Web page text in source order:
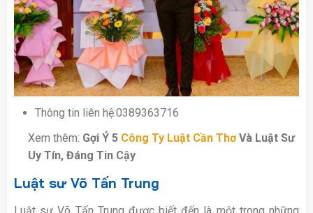
Thông tin liên hệ:0389363716
Xem thêm: Gợi Ý 5 Công Ty Luật Cần ThơVà Luật Sư
Uy Tín, Đáng Tin Cậy
Luật sư Võ Tấn Trung